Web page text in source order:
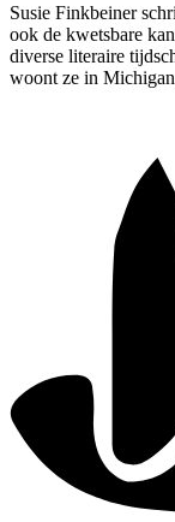
Susie Finkbeiner
ook de kwetsbare
diverse literaire
woont ze in